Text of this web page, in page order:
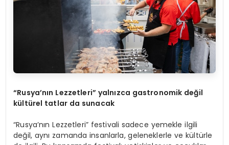
“Rusya’nın Lezzetleri” yalnızca gastronomik değil
kültürel tatlar da sunacak
“Rusya’nın Lezzetleri” festivali sadece yemekle ilgili
değil, aynı zamanda insanlarla, geleneklerle ve kültürle